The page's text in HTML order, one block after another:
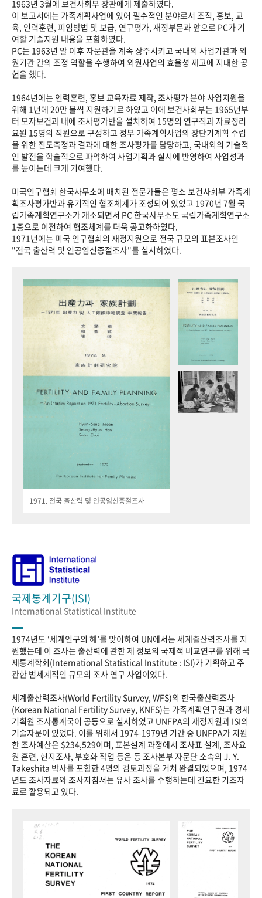
1963년 3월에 보건사회부 장관에게 제출하였다.
이 보고서에는 가족계획사업에 있어 필수적인 분야로서 조직, 홍보, 교
육, 인력훈련, 피임방법 및 보급, 연구평가, 재정부문과 앞으로 PC가 기
여할 기술지원 내용을 포함하였다.
PC는 1963년 말 이후 자문관을 계속 상주시키고 국내의 사업기관과 외
원기관 간의 조정 역할을 수행하여 외원사업의 효율성 제고에 지대한 공
헌을 했다.
1964년에는 인력훈련, 홍보 교육자료 제작, 조사평가 분야 사업지원을
위해 1년에 20만 불씩 지원하기로 하였고 이에 보건사회부는 1965년부
터 모자보건과 내에 조사평가반을 설치하여 15명의 연구직과 자료정리
요원 15명의 직원으로 구성하고 정부 가족계획사업의 장단기계획 수립
을 위한 진도측정과 결과에 대한 조사평가를 담당하고, 국내외의 기술적
인 발전을 학술적으로 파악하여 사업기획과 실시에 반영하여 사업성과
를 높이는데 크게 기여했다.
미국인구협회 한국사무소에 배치된 전문가들은 평소 보건사회부 가족계
획조사평가반과 유기적인 협조체계가 조성되어 있었고 1970년 7월 국
립가족계획연구소가 개소되면서 PC 한국사무소도 국립가족계획연구소
1층으로 이전하여 협조체계를 더욱 공고화하였다.
1971년에는 미국 인구협회의 재정지원으로 전국 규모의 표본조사인
"전국 출산력 및 인공임신중절조사"를 실시하였다.
1971. 전국 출산력 및 인공임신중절조사
국제통계기구(ISI)
International Statistical Institute
1974년도 ‘세계인구의 해’를 맞이하여 UN에서는 세계출산력조사를 지
원했는데 이 조사는 출산력에 관한 제 정보의 국제적 비교연구를 위해 국
제통계학회(International Statistical Institute : ISI)가 기획하고 주
관한 범세계적인 규모의 조사 연구 사업이었다.
세계출산력조사(World Fertility Survey, WFS)의 한국출산력조사
(Korean National Fertility Survey, KNFS)는 가족계획연구원과 경제
기획원 조사통계국이 공동으로 실시하였고 UNFPA의 재정지원과 ISI의
기술자문이 있었다. 이를 위해서 1974-1979년 기간 중 UNFPA가 지원
한 조사예산은 $234,529이며, 표본설계 과정에서 조사표 설계, 조사요
원 훈련, 현지조사, 부호화 작업 등은 동 조사본부 자문단 소속의 J. Y.
Takeshita 박사를 포함한 4명의 검토과정을 거처 완결되었으며, 1974
년도 조사자료와 조사지침서는 유사 조사를 수행하는데 긴요한 기초자
료로 활용되고 있다.